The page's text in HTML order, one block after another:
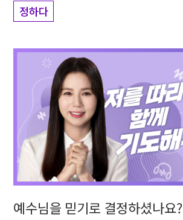
정하다
예수님을 믿기로 결정하셨나요?